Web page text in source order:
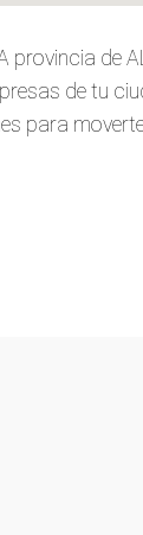
provincia de
de tu
para